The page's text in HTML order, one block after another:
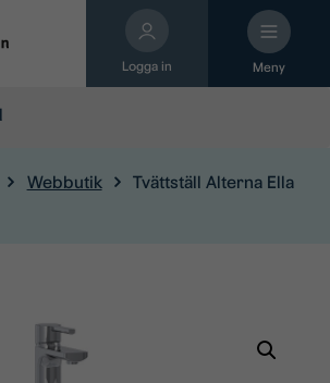
Logga in Meny
Webbutik
Tvättställ Alterna Ella